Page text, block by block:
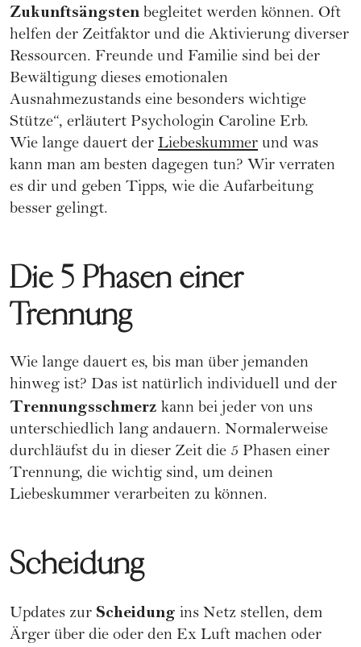
Zukunftsängsten begleitet werden können. Oft
helfen der Zeitfaktor und die Aktivierung diverser
Ressourcen. Freunde und Familie sind bei der
Bewältigung dieses emotionalen
Ausnahmezustands eine besonders wichtige
Stütze“, erläutert Psychologin Caroline Erb.
Wie lange dauert der Liebeskummer und was
kann man am besten dagegen tun? Wir verraten
es dir und geben Tipps, wie die Aufarbeitung
besser gelingt.
Die 5 Phasen einer
Trennung
Wie lange dauert es, bis man über jemanden
hinweg ist? Das ist natürlich individuell und der
Trennungsschmerz kann bei jeder von uns
unterschiedlich lang andauern. Normalerweise
durchläufst du in dieser Zeit die 5 Phasen einer
Trennung, die wichtig sind, um deinen
Liebeskummer verarbeiten zu können.
Scheidung
Updates zur Scheidung ins Netz stellen, dem
Ärger über die oder den Ex Luft machen oder